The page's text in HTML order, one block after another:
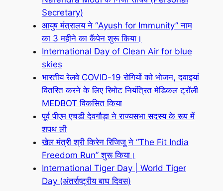
Secretary)
आयुष मंत्रालय ने “Ayush for Immunity” नाम
का 3 महीने का कैंपेन शुरू किया।
International Day of Clean Air for blue
skies
भारतीय रेलवे COVID-19 रोगियों को भोजन, दवाइयां
वितरित करने के लिए रिमोट नियंत्रित मेडिकल ट्रॉली
MEDBOT विकसित किया
पूर्व पीएम एचडी देवगौड़ा ने राज्यसभा सदस्य के रूप में
शपथ ली
खेल मंत्री श्री किरेन रिजिजू ने “The Fit India
Freedom Run” शुरू किया।
International Tiger Day | World Tiger
Day (अंतर्राष्ट्रीय बाघ दिवस)